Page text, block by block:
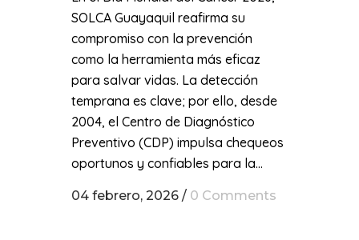
SOLCA Guayaquil reafirma su
compromiso con la prevención
como la herramienta más eficaz
para salvar vidas. La detección
temprana es clave; por ello, desde
2004, el Centro de Diagnóstico
Preventivo (CDP) impulsa chequeos
oportunos y confiables para la...
04 febrero, 2026 / 0 Comments